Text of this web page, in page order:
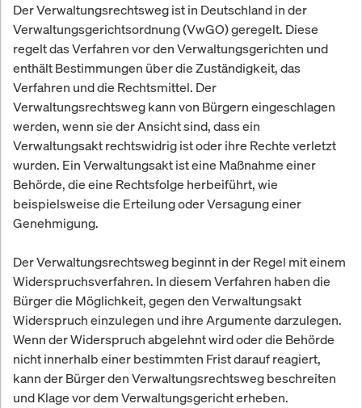
Der Verwaltungsrechtsweg ist in Deutschland in der
Verwaltungsgerichtsordnung (VwGO) geregelt. Diese
regelt das Verfahren vor den Verwaltungsgerichten und
enthält Bestimmungen über die Zuständigkeit, das
Verfahren und die Rechtsmittel. Der
Verwaltungsrechtsweg kann von Bürgern eingeschlagen
werden, wenn sie der Ansicht sind, dass ein
Verwaltungsakt rechtswidrig ist oder ihre Rechte verletzt
wurden. Ein Verwaltungsakt ist eine Maßnahme einer
Behörde, die eine Rechtsfolge herbeiführt, wie
beispielsweise die Erteilung oder Versagung einer
Genehmigung.
Der Verwaltungsrechtsweg beginnt in der Regel mit einem
Widerspruchsverfahren. In diesem Verfahren haben die
Bürger die Möglichkeit, gegen den Verwaltungsakt
Widerspruch einzulegen und ihre Argumente darzulegen.
Wenn der Widerspruch abgelehnt wird oder die Behörde
nicht innerhalb einer bestimmten Frist darauf reagiert,
kann der Bürger den Verwaltungsrechtsweg beschreiten
und Klage vor dem Verwaltungsgericht erheben.